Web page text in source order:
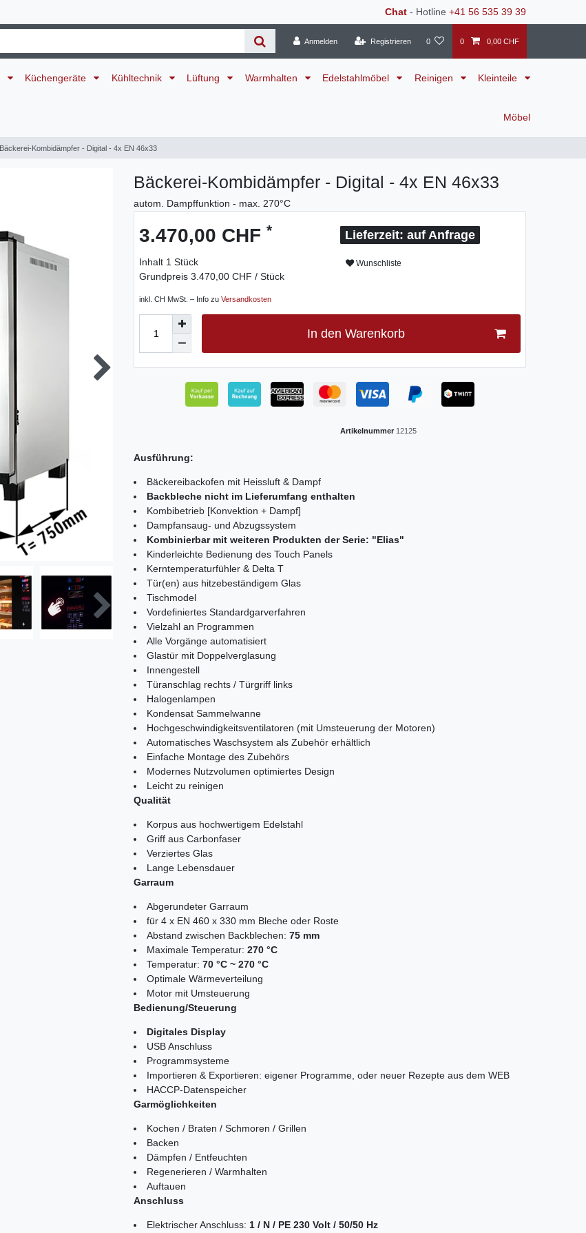
Chat - Hotline +41 56 535 39 39
Anmelden Registrieren 0 0 0,00 CHF
Küchengeräte Kühltechnik Lüftung Warmhalten Edelstahlmöbel Reinigen Kleinteile
Möbel
Bäckerei-Kombidämpfer - Digital - 4x EN 46x33
Bäckerei-Kombidämpfer - Digital - 4x EN 46x33
autom. Dampffunktion - max. 270°C
3.470,00 CHF *
Inhalt 1 Stück
Grundpreis 3.470,00 CHF / Stück
inkl. CH MwSt. – Info zu Versandkosten
auf Anfrage
Wunschliste
In den Warenkorb
Artikelnummer 12125
Ausführung:
Bäckereibackofen mit Heissluft & Dampf
Backbleche nicht im Lieferumfang enthalten
Kombibetrieb [Konvektion + Dampf]
Dampfansaug- und Abzugssystem
Kombinierbar mit weiteren Produkten der Serie: "Elias"
Kinderleichte Bedienung des Touch Panels
Kerntemperaturfühler & Delta T
Tür(en) aus hitzebeständigem Glas
Tischmodel
Vordefiniertes Standardgarverfahren
Vielzahl an Programmen
Alle Vorgänge automatisiert
Glastür mit Doppelverglasung
Innengestell
Türanschlag rechts / Türgriff links
Halogenlampen
Kondensat Sammelwanne
Hochgeschwindigkeitsventilatoren (mit Umsteuerung der Motoren)
Automatisches Waschsystem als Zubehör erhältlich
Einfache Montage des Zubehörs
Modernes Nutzvolumen optimiertes Design
Leicht zu reinigen
Qualität
Korpus aus hochwertigem Edelstahl
Griff aus Carbonfaser
Verziertes Glas
Lange Lebensdauer
Garraum
Abgerundeter Garraum
für 4 x EN 460 x 330 mm Bleche oder Roste
Abstand zwischen Backblechen: 75 mm
Maximale Temperatur: 270 °C
Temperatur: 70 °C ~ 270 °C
Optimale Wärmeverteilung
Motor mit Umsteuerung
Bedienung/Steuerung
Digitales Display
USB Anschluss
Programmsysteme
Importieren & Exportieren: eigener Programme, oder neuer Rezepte aus dem WEB
HACCP-Datenspeicher
Garmöglichkeiten
Kochen / Braten / Schmoren / Grillen
Backen
Dämpfen / Entfeuchten
Regenerieren / Warmhalten
Auftauen
Anschluss
Elektrischer Anschluss: 1 / N / PE 230 Volt / 50/50 Hz